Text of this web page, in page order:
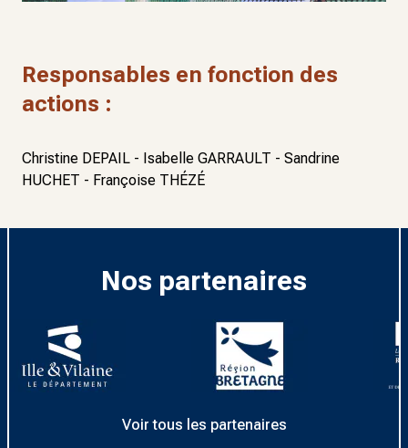
Responsables en fonction des
actions :
Christine DEPAIL - Isabelle GARRAULT - Sandrine
HUCHET - Françoise THÉZÉ
Nos partenaires
Voir tous les partenaires